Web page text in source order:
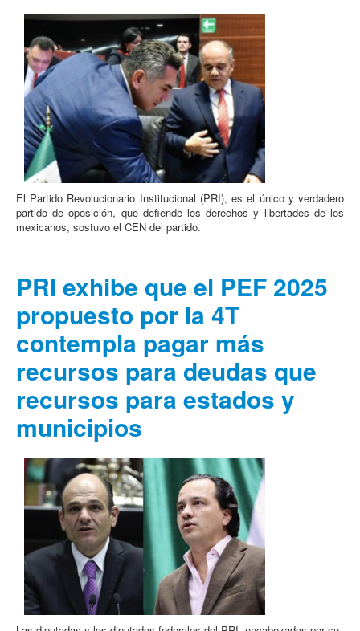
El Partido Revolucionario Institucional (PRI), es el único y verdadero
partido de oposición, que defiende los derechos y libertades de los
mexicanos, sostuvo el CEN del partido.
PRI exhibe que el PEF 2025
propuesto por la 4T
contempla pagar más
recursos para deudas que
recursos para estados y
municipios